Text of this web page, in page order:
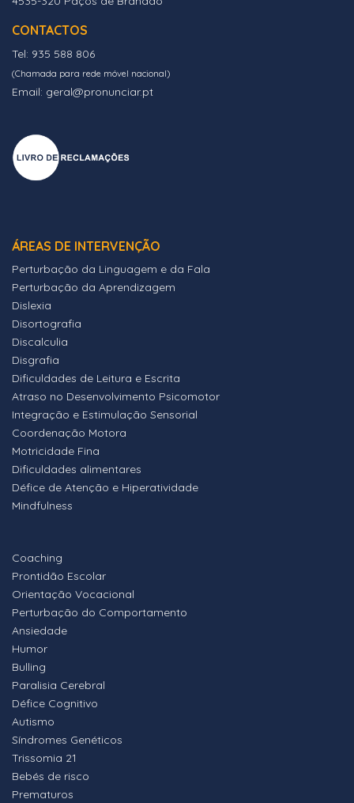
CONTACTOS
Tel: 935 588 806
(Chamada para rede móvel nacional)
Email: geral@pronunciar.pt
ÁREAS DE INTERVENÇÃO
Perturbação da Linguagem e da Fala
Perturbação da Aprendizagem
Dislexia
Disortografia
Discalculia
Disgrafia
Dificuldades de Leitura e Escrita
Atraso no Desenvolvimento Psicomotor
Integração e Estimulação Sensorial
Coordenação Motora
Motricidade Fina
Dificuldades alimentares
Défice de Atenção e Hiperatividade
Mindfulness
Coaching
Prontidão Escolar
Orientação Vocacional
Perturbação do Comportamento
Ansiedade
Humor
Bulling
Paralisia Cerebral
Défice Cognitivo
Autismo
Síndromes Genéticos
Trissomia 21
Bebés de risco
Prematuros